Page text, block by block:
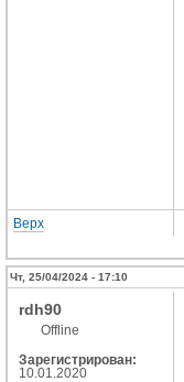
Верх
Чт, 25/04/2024 - 17:10
rdh90
Offline
Зарегистрирован:
10.01.2020